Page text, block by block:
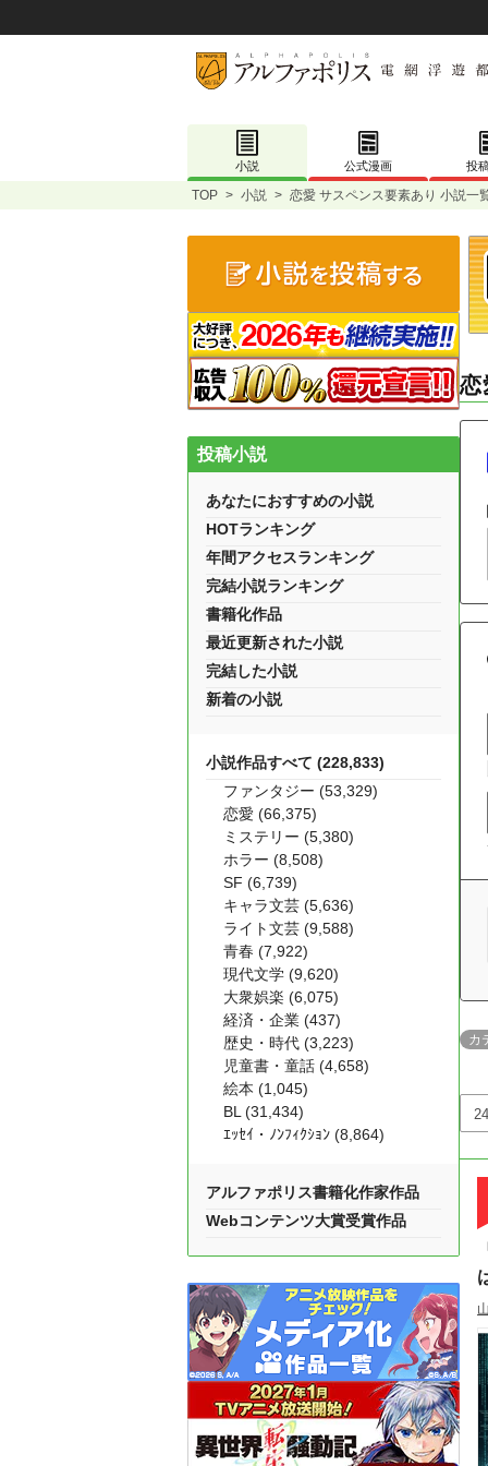
小説 公式漫画 投
TOP > 小説 > 恋愛 サスペンス要素あり 小説一
恋
カ
投稿小説
あなたにおすすめの小説
HOTランキング
年間アクセスランキング
完結小説ランキング
書籍化作品
最近更新された小説
完結した小説
新着の小説
小説作品すべて (228,833)
ファンタジー (53,329)
恋愛 (66,375)
ミステリー (5,380)
ホラー (8,508)
SF (6,739)
キャラ文芸 (5,636)
ライト文芸 (9,588)
青春 (7,922)
現代文学 (9,620)
大衆娯楽 (6,075)
経済・企業 (437)
歴史・時代 (3,223)
児童書・童話 (4,658)
絵本 (1,045)
BL (31,434)
ｴｯｾｲ・ﾉﾝﾌｨｸｼｮﾝ (8,864)
アルファポリス書籍化作家作品
Webコンテンツ大賞受賞作品